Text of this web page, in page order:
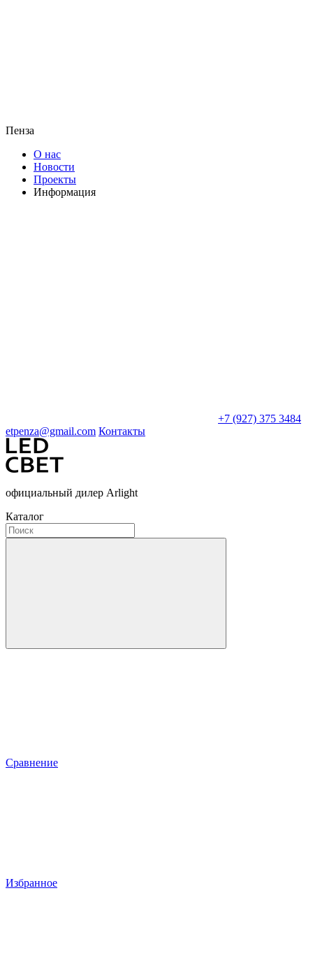
Пенза
О нас
Новости
Проекты
Информация
+7 (927) 375 3484
etpenza@gmail.com Контакты
официальный дилер Arlight
Каталог
Сравнение
Избранное